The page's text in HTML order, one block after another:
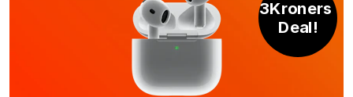
3Kroners
Deal!